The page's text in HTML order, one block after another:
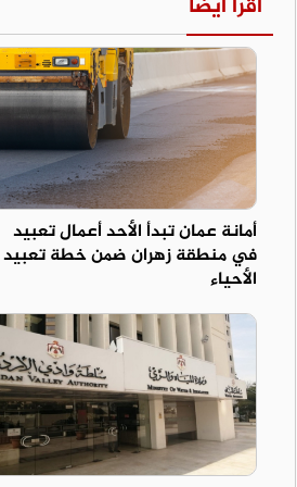
أمانة عمان تبدأ الأحد أعمال تعبيد
في منطقة زهران ضمن خطة تعبيد
الأحياء